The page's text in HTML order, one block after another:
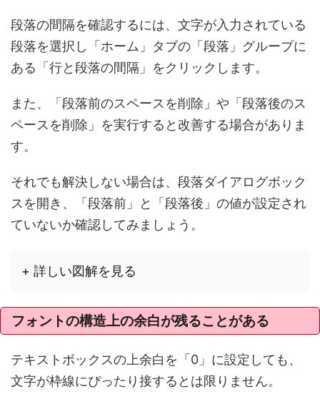
段落の間隔を確認するには、文字が入力されている
段落を選択し「ホーム」タブの「段落」グループに
ある「行と段落の間隔」をクリックします。
また、「段落前のスペースを削除」や「段落後のス
ペースを削除」を実行すると改善する場合がありま
す。
それでも解決しない場合は、段落ダイアログボック
スを開き、「段落前」と「段落後」の値が設定され
ていないか確認してみましょう。
+ 詳しい図解を見る
フォントの構造上の余白が残ることがある
テキストボックスの上余白を「0」に設定しても、
文字が枠線にぴったり接するとは限りません。